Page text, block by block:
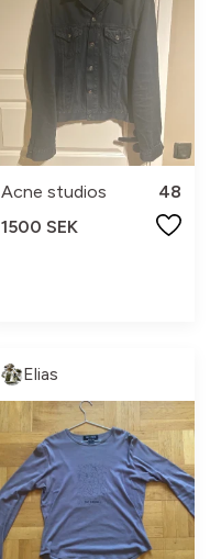
Acne studios
48
1500 SEK
Elias